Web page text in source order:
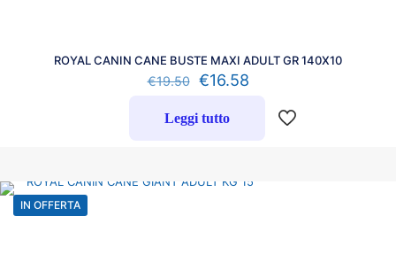
ROYAL CANIN CANE BUSTE MAXI ADULT GR 140X10
€19.50 €16.58
Leggi tutto
IN OFFERTA